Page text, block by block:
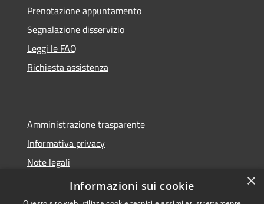
Prenotazione appuntamento
Segnalazione disservizio
Leggi le FAQ
Richiesta assistenza
Amministrazione trasparente
Informativa privacy
Note legali
Dichiarazione di accessibilità
×
Informazioni sui cookie